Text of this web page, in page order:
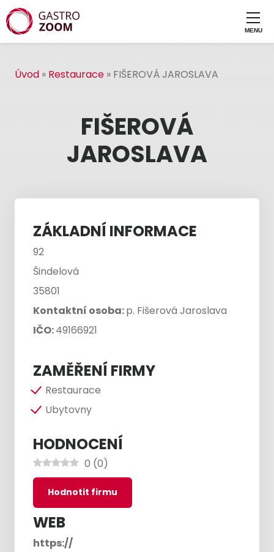
Úvod » Restaurace » FIŠEROVÁ JAROSLAVA
FIŠEROVÁ
JAROSLAVA
ZÁKLADNÍ INFORMACE
92
Šindelová
35801
Kontaktní osoba:p. Fišerová Jaroslava
IČO:49166921
ZAMĚŘENÍ FIRMY
Restaurace
Ubytovny
HODNOCENÍ
0 (0)
Hodnotit firmu
WEB
https://